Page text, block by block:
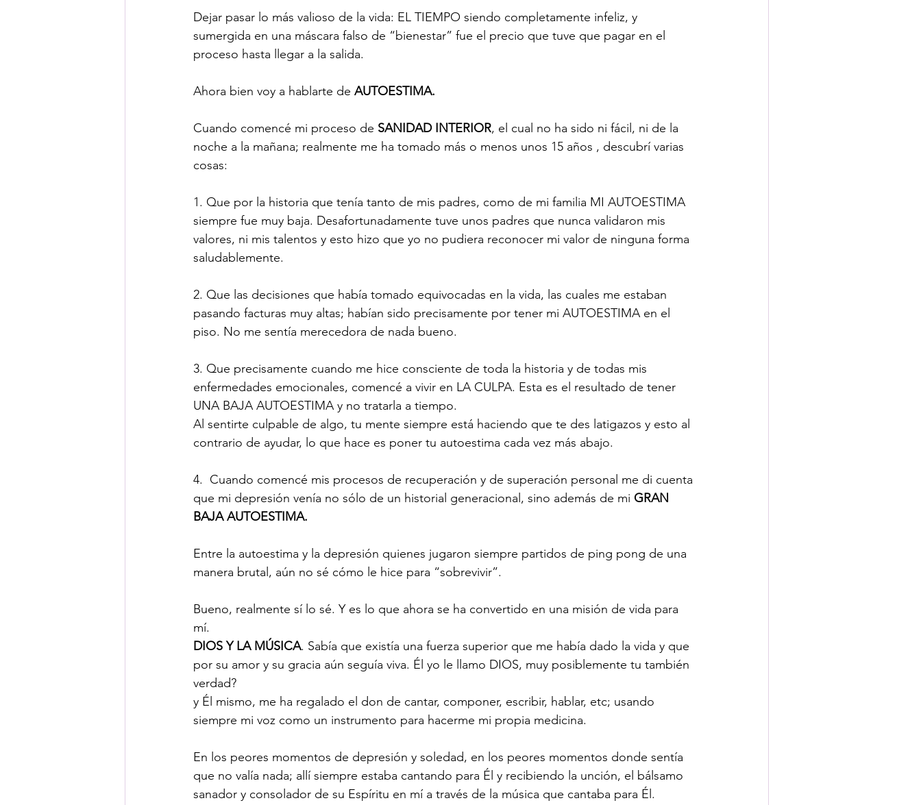
Dejar pasar lo más valioso de la vida: EL TIEMPO siendo completamente infeliz, y
sumergida en una máscara falso de “bienestar” fue el precio que tuve que pagar en el
proceso hasta llegar a la salida.
Ahora bien voy a hablarte de AUTOESTIMA.
Cuando comencé mi proceso de SANIDAD INTERIOR, el cual no ha sido ni fácil, ni de la
noche a la mañana; realmente me ha tomado más o menos unos 15 años , descubrí varias
cosas:
1. Que por la historia que tenía tanto de mis padres, como de mi familia MI AUTOESTIMA
siempre fue muy baja. Desafortunadamente tuve unos padres que nunca validaron mis
valores, ni mis talentos y esto hizo que yo no pudiera reconocer mi valor de ninguna forma
saludablemente.
2. Que las decisiones que había tomado equivocadas en la vida, las cuales me estaban
pasando facturas muy altas; habían sido precisamente por tener mi AUTOESTIMA en el
piso. No me sentía merecedora de nada bueno.
3. Que precisamente cuando me hice consciente de toda la historia y de todas mis
enfermedades emocionales, comencé a vivir en LA CULPA. Esta es el resultado de tener
UNA BAJA AUTOESTIMA y no tratarla a tiempo.
Al sentirte culpable de algo, tu mente siempre está haciendo que te des latigazos y esto al
contrario de ayudar, lo que hace es poner tu autoestima cada vez más abajo.
4.  Cuando comencé mis procesos de recuperación y de superación personal me di cuenta
que mi depresión venía no sólo de un historial generacional, sino además de mi GRAN
BAJA AUTOESTIMA.
Entre la autoestima y la depresión quienes jugaron siempre partidos de ping pong de una
manera brutal, aún no sé cómo le hice para “sobrevivir”.
Bueno, realmente sí lo sé. Y es lo que ahora se ha convertido en una misión de vida para
mí.
DIOS Y LA MÚSICA. Sabía que existía una fuerza superior que me había dado la vida y que
por su amor y su gracia aún seguía viva. Él yo le llamo DIOS, muy posiblemente tu también
verdad?
y Él mismo, me ha regalado el don de cantar, componer, escribir, hablar, etc; usando
siempre mi voz como un instrumento para hacerme mi propia medicina.
En los peores momentos de depresión y soledad, en los peores momentos donde sentía
que no valía nada; allí siempre estaba cantando para Él y recibiendo la unción, el bálsamo
sanador y consolador de su Espíritu en mí a través de la música que cantaba para Él.